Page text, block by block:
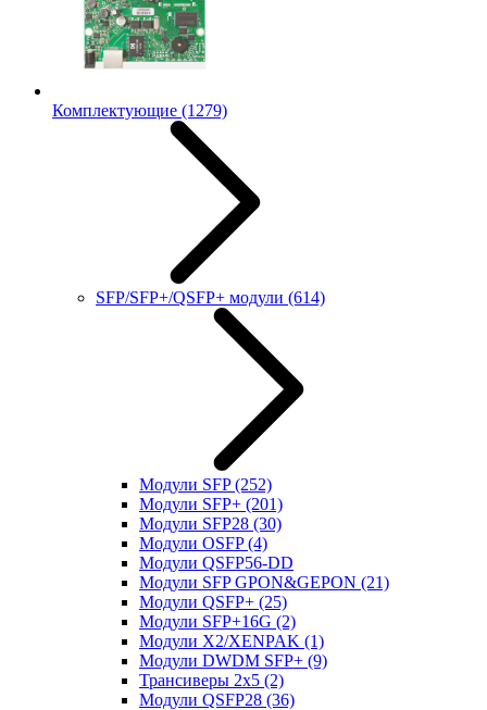
Комплектующие (1279)
SFP/SFP+/QSFP+ модули (614)
Модули SFP(252)
Модули SFP+ (201)
Модули SFP28 (30)
Модули OSFP(4)
Модули QSFP56-DD
Модули SFP GPON&GEPON (21)
Модули QSFP+ (25)
Модули SFP+16G (2)
Модули X2/XENPAK (1)
Модули DWDM SFP+ (9)
Трансиверы 2x5 (2)
Модули QSFP28 (36)